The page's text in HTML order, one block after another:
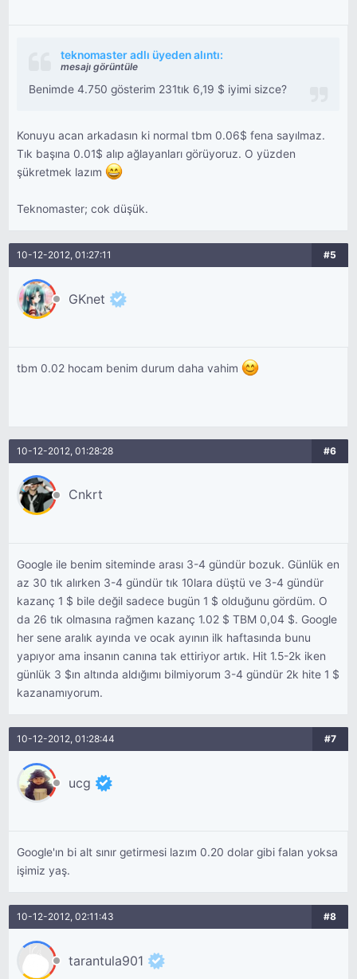
teknomaster adlı üyeden alıntı:
mesajı görüntüle
Benimde 4.750 gösterim 231tık 6,19 $ iyimi sizce?
Konuyu acan arkadasın ki normal tbm 0.06$ fena sayılmaz.
Tık başına 0.01$ alıp ağlayanları görüyoruz. O yüzden
şükretmek lazım
Teknomaster; cok düşük.
10-12-2012, 01:27:11 #5
GKnet
tbm 0.02 hocam benim durum daha vahim
10-12-2012, 01:28:28 #6
Cnkrt
Google ile benim siteminde arası 3-4 gündür bozuk. Günlük en
az 30 tık alırken 3-4 gündür tık 10lara düştü ve 3-4 gündür
kazanç 1 $ bile değil sadece bugün 1 $ olduğunu gördüm. O
da 26 tık olmasına rağmen kazanç 1.02 $ TBM 0,04 $. Google
her sene aralık ayında ve ocak ayının ilk haftasında bunu
yapıyor ama insanın canına tak ettiriyor artık. Hit 1.5-2k iken
günlük 3 $ın altında aldığımı bilmiyorum 3-4 gündür 2k hite 1 $
kazanamıyorum.
10-12-2012, 01:28:44 #7
ucg
Google'ın bi alt sınır getirmesi lazım 0.20 dolar gibi falan yoksa
işimiz yaş.
10-12-2012, 02:11:43 #8
tarantula901